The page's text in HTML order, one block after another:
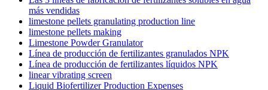
más vendidas
limestone pellets granulating production line
limestone pellets making
Limestone Powder Granulator
Línea de producción de fertilizantes granulados NPK
Línea de producción de fertilizantes líquidos NPK
linear vibrating screen
Liquid Biofertilizer Production Expenses